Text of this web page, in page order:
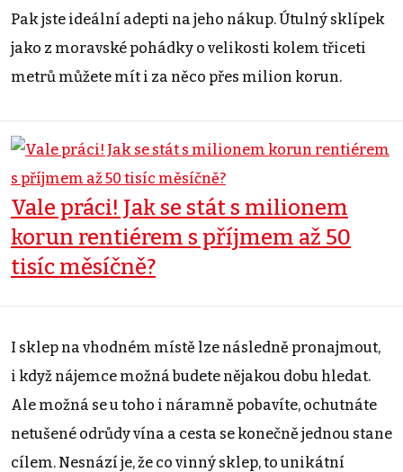
Pak jste ideální adepti na jeho nákup. Útulný sklípek
jako z moravské pohádky o velikosti kolem třiceti
metrů můžete mít i za něco přes milion korun.
Vale práci! Jak se stát s milionem
korun rentiérem s příjmem až 50
tisíc měsíčně?
I sklep na vhodném místě lze následně pronajmout,
i když nájemce možná budete nějakou dobu hledat.
Ale možná se u toho i náramně pobavíte, ochutnáte
netušené odrůdy vína a cesta se konečně jednou stane
cílem. Nesnází je, že co vinný sklep, to unikátní